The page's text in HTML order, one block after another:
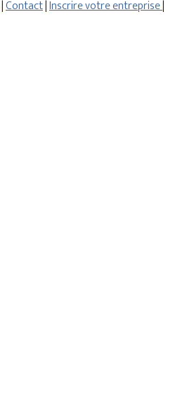
|Contact|Inscrire votre entreprise|